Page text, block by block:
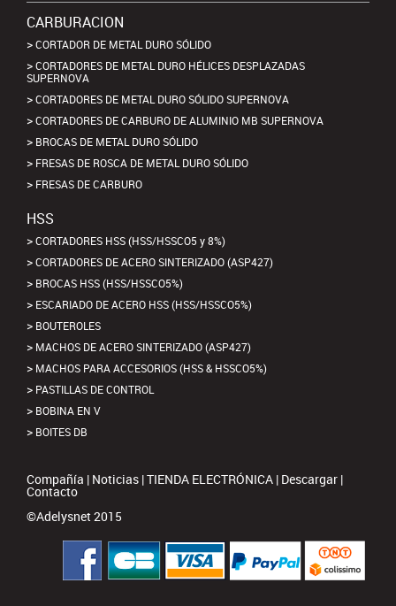
CARBURACION
CORTADOR DE METAL DURO SÓLIDO
CORTADORES DE METAL DURO HÉLICES DESPLAZADAS
SUPERNOVA
CORTADORES DE METAL DURO SÓLIDO SUPERNOVA
CORTADORES DE CARBURO DE ALUMINIO MB SUPERNOVA
BROCAS DE METAL DURO SÓLIDO
FRESAS DE ROSCA DE METAL DURO SÓLIDO
FRESAS DE CARBURO
HSS
CORTADORES HSS (HSS/HSSCO5 y 8%)
CORTADORES DE ACERO SINTERIZADO (ASP427)
BROCAS HSS (HSS/HSSCO5%)
ESCARIADO DE ACERO HSS (HSS/HSSCO5%)
BOUTEROLES
MACHOS DE ACERO SINTERIZADO (ASP427)
MACHOS PARA ACCESORIOS (HSS & HSSCO5%)
PASTILLAS DE CONTROL
BOBINA EN V
BOITES DB
Compañía | Noticias |TIENDA ELECTRÓNICA | Descargar |
Contacto
©Adelysnet 2015